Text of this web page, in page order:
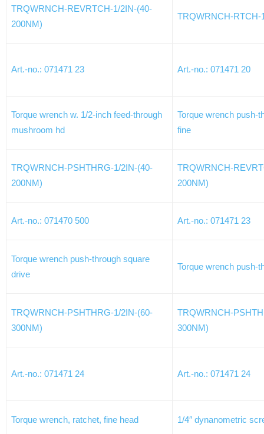
TRQWRNCH-REVRTCH-1/2IN-(40-
200NM)
TRQWRNCH-
Art.-no.: 071471 23 Art.-no.: 071471 20
Torque wrench w. 1/2-inch feed-through
mushroom hd
Torque wrench push-
fine
TRQWRNCH-PSHTHRG-1/2IN-(40-
200NM)
TRQWRNCH-
200NM)
Art.-no.: 071470 500 Art.-no.: 071471 23
Torque wrench push-through square
drive
Torque wrench push-
TRQWRNCH-PSHTHRG-1/2IN-(60-
300NM)
TRQWRNCH-
300NM)
Art.-no.: 071471 24 Art.-no.: 071471 24
Torque wrench, ratchet, fine head 1/4″ dynanometric